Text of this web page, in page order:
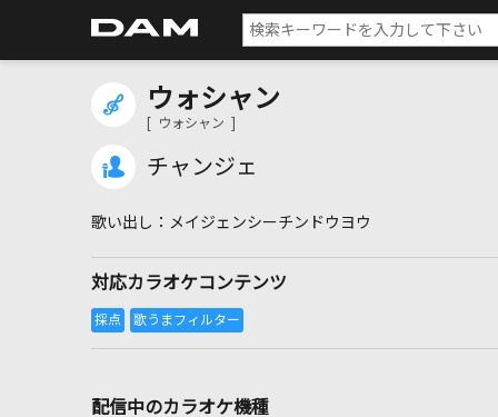
ウォシャン
[ ウォシャン ]
チャンジェ
メイジェンシーチンドウヨウ
対応カラオケコンテンツ
配信中のカラオケ機種